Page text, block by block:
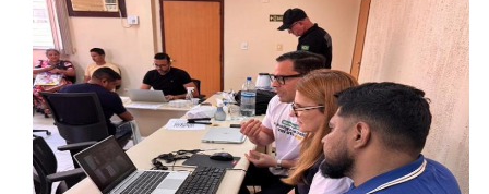
Juízes Interior
Juízes Substitutos
Diretores
Comitês
Comitê Gestor Regional do PJe